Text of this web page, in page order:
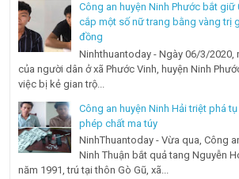
Công an huyện Ninh Phước bắt
cắp một số nữ trang bằng vàng trị
đồng
Ninhthuantoday - Ngày 06/3/2020,
của người dân ở xã Phước Vinh, huyện Ninh
việc bị kẻ gian trộ...
Công an huyện Ninh Hải triệt phá
phép chất ma túy
NinhThuantoday - Vừa qua, Công
Ninh Thuận bắt quả tang Nguyễn
năm 1991, trú tại thôn Gò Gũ, xã...